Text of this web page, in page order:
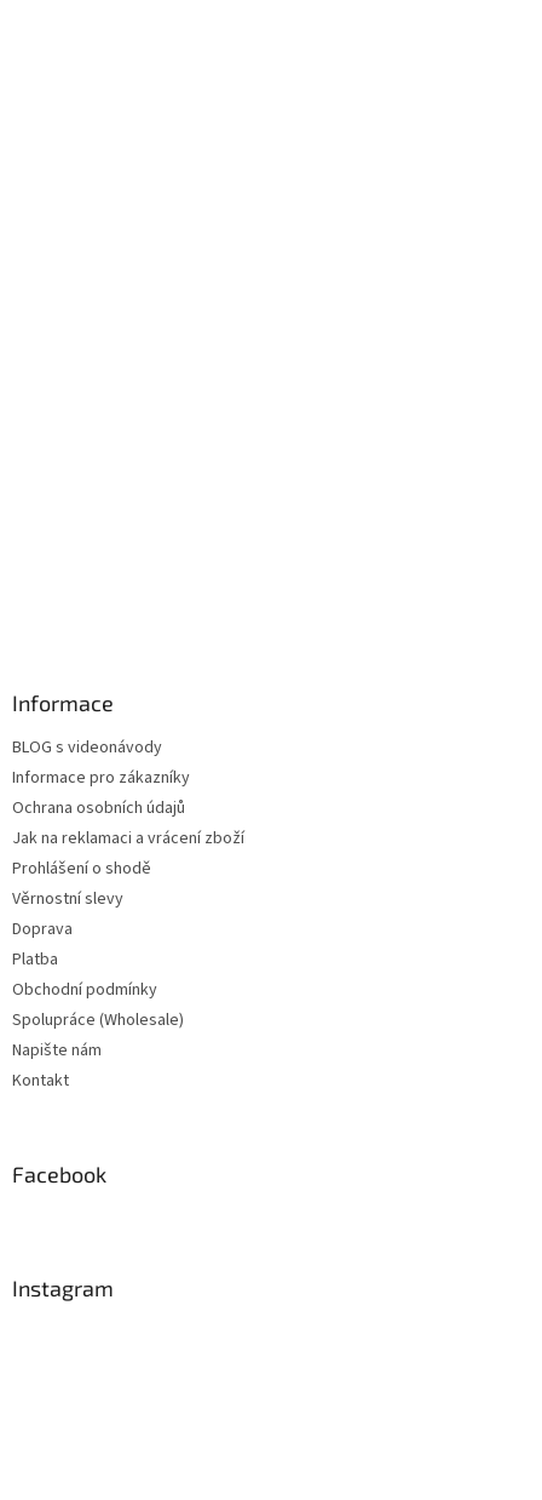
Informace
BLOG s videonávody
Informace pro zákazníky
Ochrana osobních údajů
Jak na reklamaci a vrácení zboží
Prohlášení o shodě
Věrnostní slevy
Doprava
Platba
Obchodní podmínky
Spolupráce (Wholesale)
Napište nám
Kontakt
Facebook
Instagram